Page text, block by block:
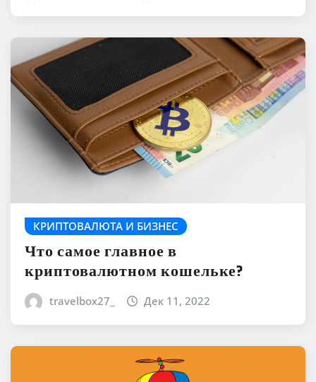
КРИПТОВАЛЮТА И БИЗНЕС
Что самое главное в
криптовалютном кошельке?
travelbox27_ Дек 11, 2022